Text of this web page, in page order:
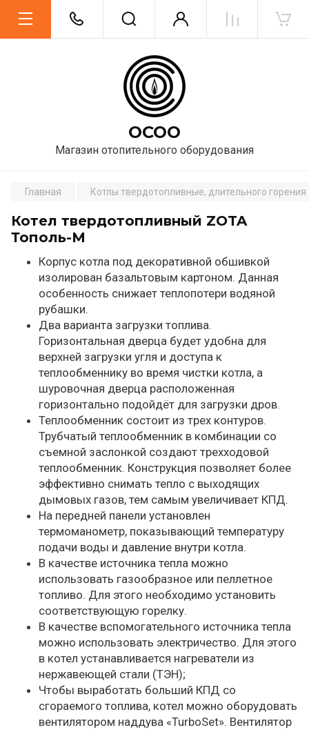
ОСОО
Магазин отопительного оборудования
Главная Котлы твердотопливные, длительного горения
Котел твердотопливный ZOTA
Тополь-М
Корпус котла под декоративной обшивкой
изолирован базальтовым картоном. Данная
особенность снижает теплопотери водяной
рубашки.
Два варианта загрузки топлива.
Горизонтальная дверца будет удобна для
верхней загрузки угля и доступа к
теплообменнику во время чистки котла, а
шуровочная дверца расположенная
горизонтально подойдёт для загрузки дров.
Теплообменник состоит из трех контуров.
Трубчатый теплообменник в комбинации со
съемной заслонкой создают трехходовой
теплообменник. Конструкция позволяет более
эффективно снимать тепло с выходящих
дымовых газов, тем самым увеличивает КПД.
На передней панели установлен
термоманометр, показывающий температуру
подачи воды и давление внутри котла.
В качестве источника тепла можно
использовать газообразное или пеллетное
топливо. Для этого необходимо установить
соответствующую горелку.
В качестве вспомогательного источника тепла
можно использовать электричество. Для этого
в котел устанавливается нагреватели из
нержавеющей стали (ТЭН);
Чтобы выработать больший КПД со
сгораемого топлива, котел можно оборудовать
вентилятором наддува «TurboSet». Вентилятор